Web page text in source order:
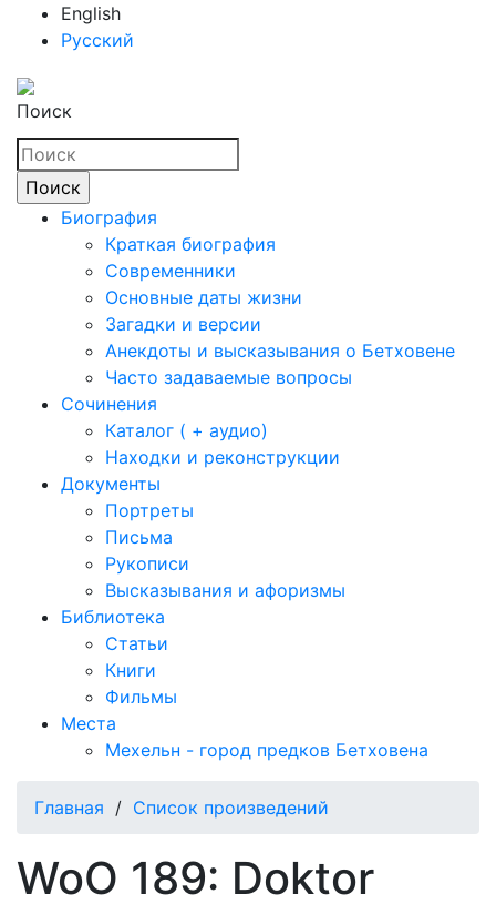
English
Русский
Поиск
Биография
Краткая биография
Современники
Основные даты жизни
Загадки и версии
Анекдоты и высказывания о Бетховене
Часто задаваемые вопросы
Сочинения
Каталог ( + аудио)
Находки и реконструкции
Документы
Портреты
Письма
Рукописи
Высказывания и афоризмы
Библиотека
Статьи
Книги
Фильмы
Места
Мехельн - город предков Бетховена
Главная / Список произведений
WoO 189: Doktor